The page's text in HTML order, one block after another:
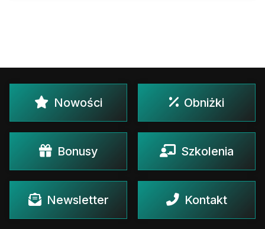
Nowości Obniżki
Bonusy Szkolenia
Newsletter Kontakt